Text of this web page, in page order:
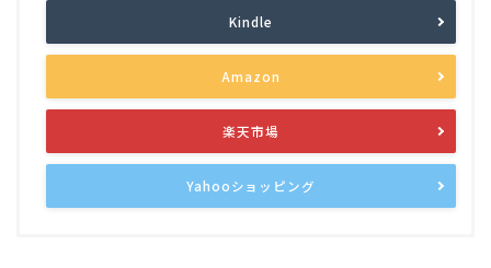
Kindle
Amazon
楽天市場
Yahooショッピング